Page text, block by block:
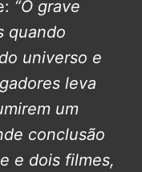
“O grave
quando
universo e
leva
um
conclusão
e dois filmes,